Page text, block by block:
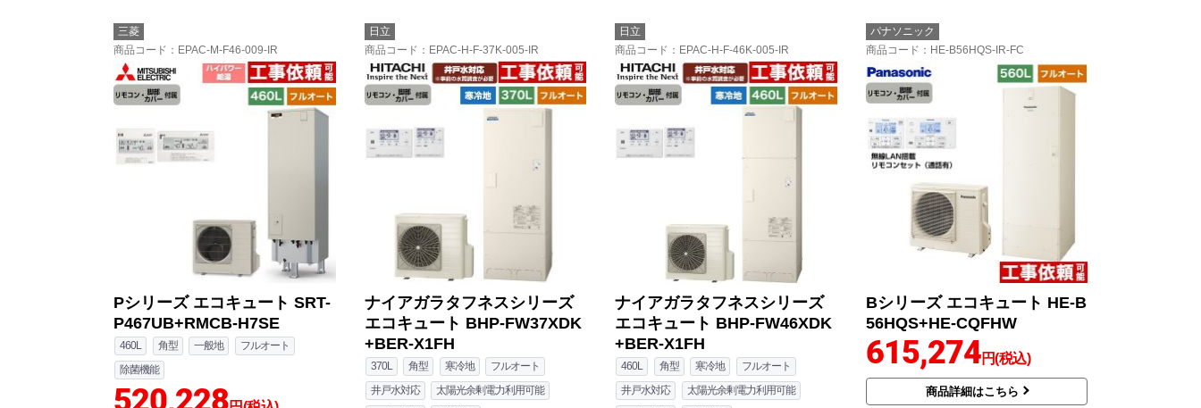
三菱
商品コード ：EPAC-M-F46-009-IR
Pシリーズ エコキュート SRT-
P467UB+RMCB-H7SE
460L 角型 一般地
フルオート
除菌機能
日立
商品コード ：EPAC-H-F-37K-005-IR
ナイアガラタフネスシリーズ
エコキュート BHP-FW37XDK
+BER-X1FH
370L 角型 寒冷地
フルオート
井戸水対応
太陽光余剰電力利用可能
日立
商品コード ：EPAC-H-F-46K-005-IR
ナイアガラタフネスシリーズ
エコキュート BHP-FW46XDK
+BER-X1FH
460L 角型 寒冷地
フルオート
井戸水対応
太陽光余剰電力利用可能
パナソニック
商品コード ：HE-B56HQS-IR-FC
Bシリーズ エコキュート HE-B
56HQS+HE-CQFHW
615,274円(税込)
商品詳細はこちら